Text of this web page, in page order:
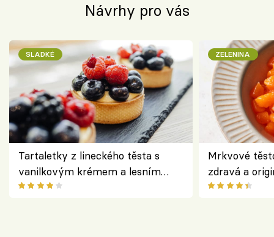
Návrhy pro vás
SLADKÉ
Tartaletky z lineckého těsta s
vanilkovým krémem a lesním
ovocem podle Bread Society
ZELENINA
Mrkvové
zdravá a
klasiky